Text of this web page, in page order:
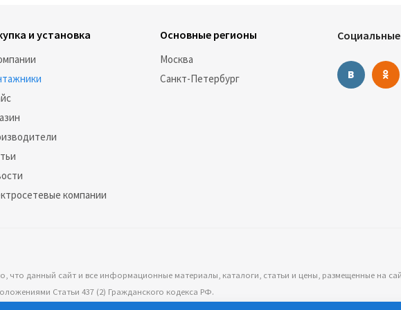
и установка
компании
Основные регионы
Москва
Санкт-Петербург
Социальные
что данный сайт и все информационные материалы, каталоги, статьи и цены, размещенные на
Статьи 437 (2) Гражданского кодекса РФ.